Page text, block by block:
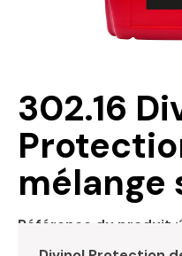
302.16
mélange
Référence du produit :